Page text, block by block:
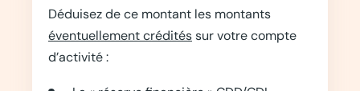
Déduisez de ce montant les montants
éventuellement créditéssur votre compte
d’activité :